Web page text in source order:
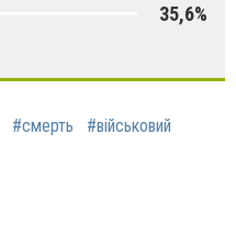
35,6%
#смерть #військовий